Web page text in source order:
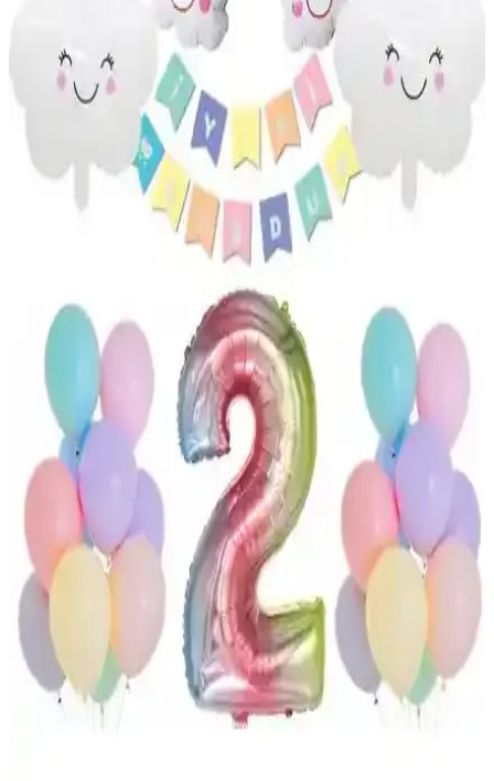
34" krem rakam folyo balon, bulut folyo, krem/bej/kahverengi kalp
balonlar, kraft Mutlu Doğum Günü afişi, 12 inç balonlar (deniz
kumu, ten rengi, kahverengi), 5 metre balon zinciri; retro-vintage
zarafeti için kolay kurulum ve uçuş imkanı sunar.
Elite Tüy 100 Adet Renkli Mavi Dekorasyon Tüyü,
El Sanatları ve Etkinlikler İçin Uygun
Elite Tüy, 100 adetlik paketlerde sunulan, 12 cm uzunluğunda ve
canlı mavi tonlarında, çeşitli dekorasyon ve el sanatları projeleri için
Kelebek Siyah Düz Renk Kullan At Masa Örtüsü
120x180 cm Şık ve Dayanıklı
Kelebek markasının 120x180 cm siyah kullan-at masa örtüsü,
dayanıklı, şık ve kolay temizlenebilir özellikleriyle büyük
organizasyonlar için ideal, dekorasyonunuzu tamamlayan pratik bir
seçim.
Wildlebend Renkli Balon – 100 Adet: Doğum Günü
ve Kutlama Dekorasyonu İçin Çok Yönlü Set
Wildlebend Renkli Balon – 100 Adet, karışık renkli balonlardan
oluşan dekor seti, iç ve dış mekânlarda hızlı kurulumla kutlamalara
enerji katar; masa süsleri, tavan süsleri ve fotoğraf köşesi için çok
yönlü temel sunar, güvenli kullanım ipuçları içerir.
Kırmızı Pandoli Tealight Mumları: Kokusuz,
Güvenli Dekoratif Aydınlatma Parti Süslemesi
Pandoli kırmızı renkli kokusuz tealight mumları, parafin ile iç
mekânlarda temiz aydınlatma sağlar. Masa dekorunu canlandırır,
güvenli kullanım ipuçlarıyla çocuklardan uzak dengeli yüzeylerde
kullanıma uygundur; sade ve zarif atmosfer yaratır.